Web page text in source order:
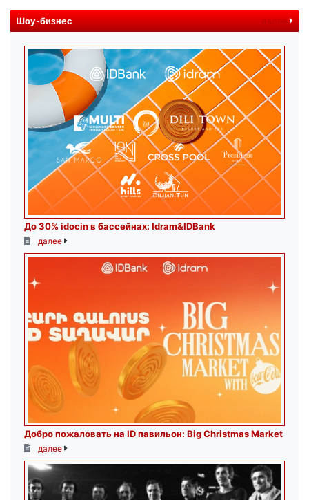
Шоу-бизнес далее
До 30% idocin в бассейнах: Idram&IDBank
далее
Добро пожаловать на ID павильон: Big Christmas Market
далее